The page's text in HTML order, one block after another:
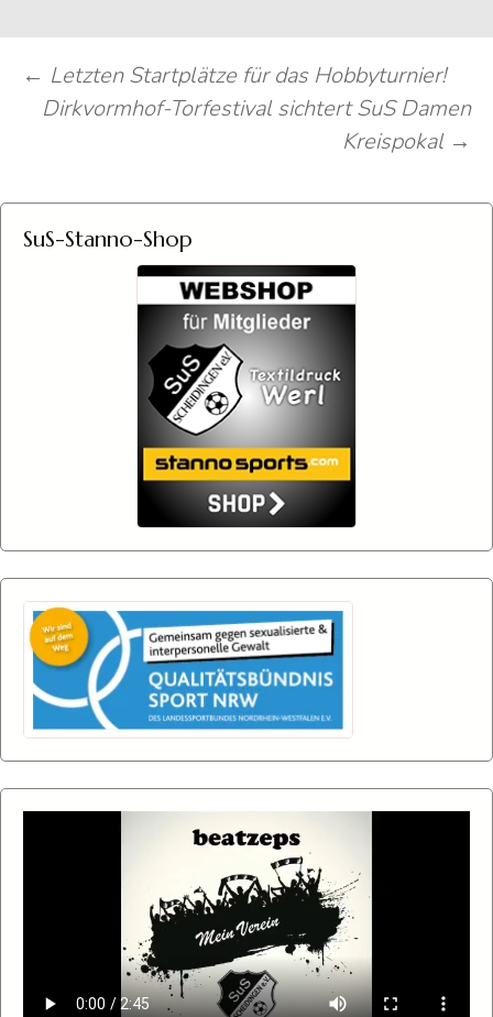
Beitragsnavigation
← Letzten Startplätze für das Hobbyturnier!
Dirkvormhof-Torfestival sichtert SuS Damen
Kreispokal →
SuS-Stanno-Shop